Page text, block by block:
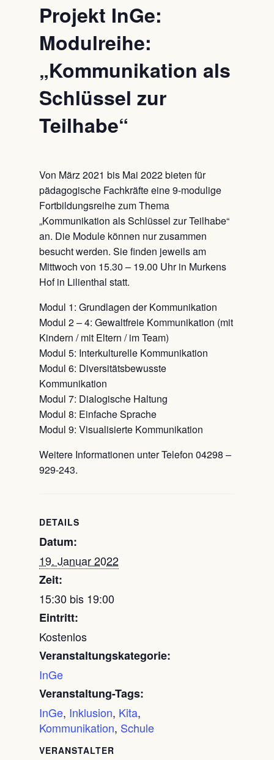
Projekt InGe:
Modulreihe:
„Kommunikation als
Schlüssel zur
Teilhabe“
Von März 2021 bis Mai 2022 bieten für
pädagogische Fachkräfte eine 9-modulige
Fortbildungsreihe zum Thema
„Kommunikation als Schlüssel zur Teilhabe“
an. Die Module können nur zusammen
besucht werden. Sie finden jeweils am
Mittwoch von 15.30 – 19.00 Uhr in Murkens
Hof in Lilienthal statt.
Modul 1: Grundlagen der Kommunikation
Modul 2 – 4: Gewaltfreie Kommunikation (mit
Kindern / mit Eltern / im Team)
Modul 5: Interkulturelle Kommunikation
Modul 6: Diversitätsbewusste
Kommunikation
Modul 7: Dialogische Haltung
Modul 8: Einfache Sprache
Modul 9: Visualisierte Kommunikation
Weitere Informationen unter Telefon 04298 –
929-243.
DETAILS
Datum:
19. Januar 2022
Zeit:
15:30 bis 19:00
Eintritt:
Kostenlos
Veranstaltungskategorie:
InGe
Veranstaltung-Tags:
InGe, Inklusion, Kita,
Kommunikation, Schule
VERANSTALTER